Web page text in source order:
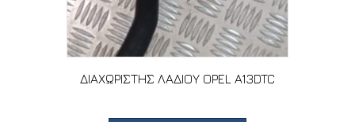
ΔΙΑΧΩΡΙΣΤΗΣ ΛΑΔΙΟΥ OPEL A13DTC